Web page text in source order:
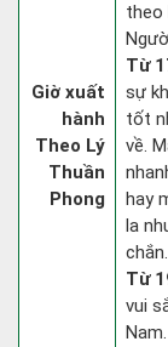
Giờ xuất
hành
Theo Lý
Thuần
Phong
theo
Từ
sự
tốt
về.
hay
la
chắn.
Từ
vui